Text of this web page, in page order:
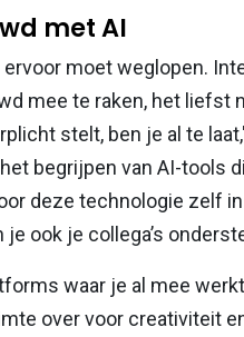
met AI
moet weglopen.
mee te raken, het liefst
stelt, ben je al te
begrijpen van AI-tools
deze technologie zelf
ook je collega’s
waar je al mee
over voor creativiteit